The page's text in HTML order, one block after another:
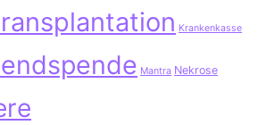
Krankenkasse
Mantra Nekrose